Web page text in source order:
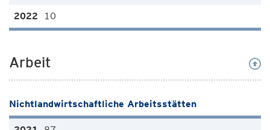
10
Arbeit
Nichtlandwirtschaftliche Arbeitsstätten